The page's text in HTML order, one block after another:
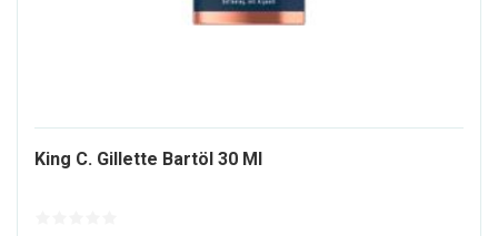
King C. Gillette Bartöl 30 Ml 1521715-